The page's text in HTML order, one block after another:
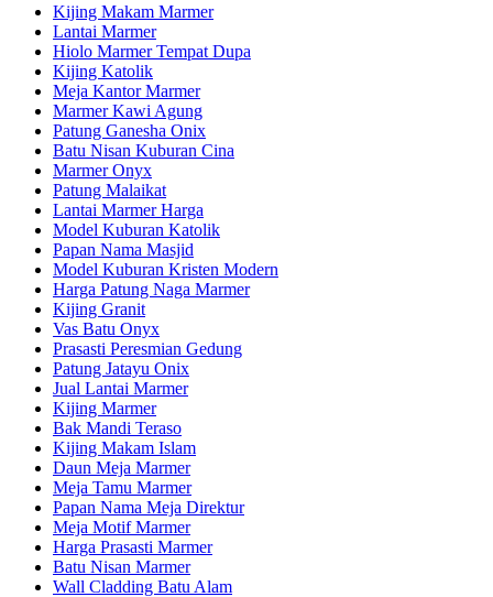
Kijing Makam Marmer
Lantai Marmer
Hiolo Marmer Tempat Dupa
Kijing Katolik
Meja Kantor Marmer
Marmer Kawi Agung
Patung Ganesha Onix
Batu Nisan Kuburan Cina
Marmer Onyx
Patung Malaikat
Lantai Marmer Harga
Model Kuburan Katolik
Papan Nama Masjid
Model Kuburan Kristen Modern
Harga Patung Naga Marmer
Kijing Granit
Vas Batu Onyx
Prasasti Peresmian Gedung
Patung Jatayu Onix
Jual Lantai Marmer
Kijing Marmer
Bak Mandi Teraso
Kijing Makam Islam
Daun Meja Marmer
Meja Tamu Marmer
Papan Nama Meja Direktur
Meja Motif Marmer
Harga Prasasti Marmer
Batu Nisan Marmer
Wall Cladding Batu Alam